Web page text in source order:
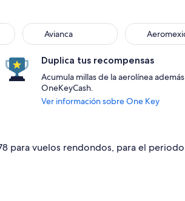
Avianca
Avianca Aeromexico
Duplica tus recompensas
Acumula millas de la aerolínea
OneKeyCash.
Ver información sobre One Key
para vuelos rendondos, para el periodo